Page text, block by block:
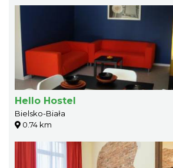
Hello Hostel
Bielsko-Biała
0.74 km